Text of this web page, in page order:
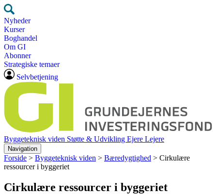
Nyheder
Kurser
Boghandel
Om GI
Abonner
Strategiske temaer
Selvbetjening
Byggeteknisk viden Støtte & Udvikling Ejere Lejere
Navigation
Forside > Byggeteknisk viden > Bæredygtighed > Cirkulære
ressourcer i byggeriet
Cirkulære ressourcer i byggeriet